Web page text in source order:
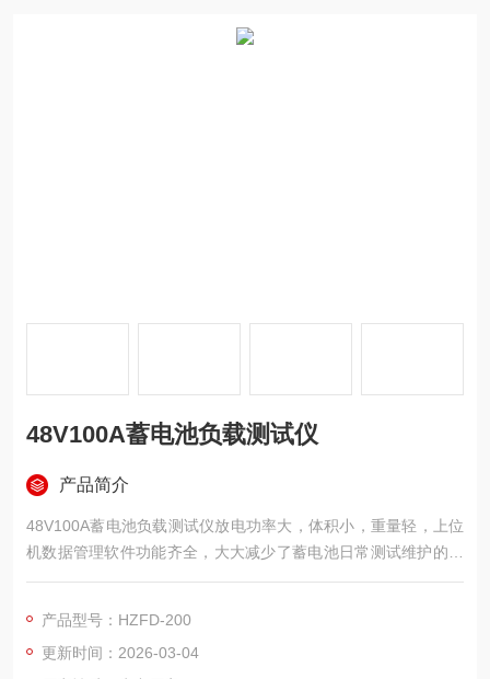
48V100A蓄电池负载测试仪
产品简介
48V100A蓄电池负载测试仪放电功率大，体积小，重量轻，上位
机数据管理软件功能齐全，大大减少了蓄电池日常测试维护的工
作量。为蓄电池组维护提供全面科学的检测手段。
产品型号：HZFD-200
更新时间：2026-03-04